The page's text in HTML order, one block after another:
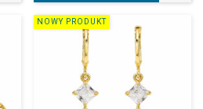
NOWY PRODUKT